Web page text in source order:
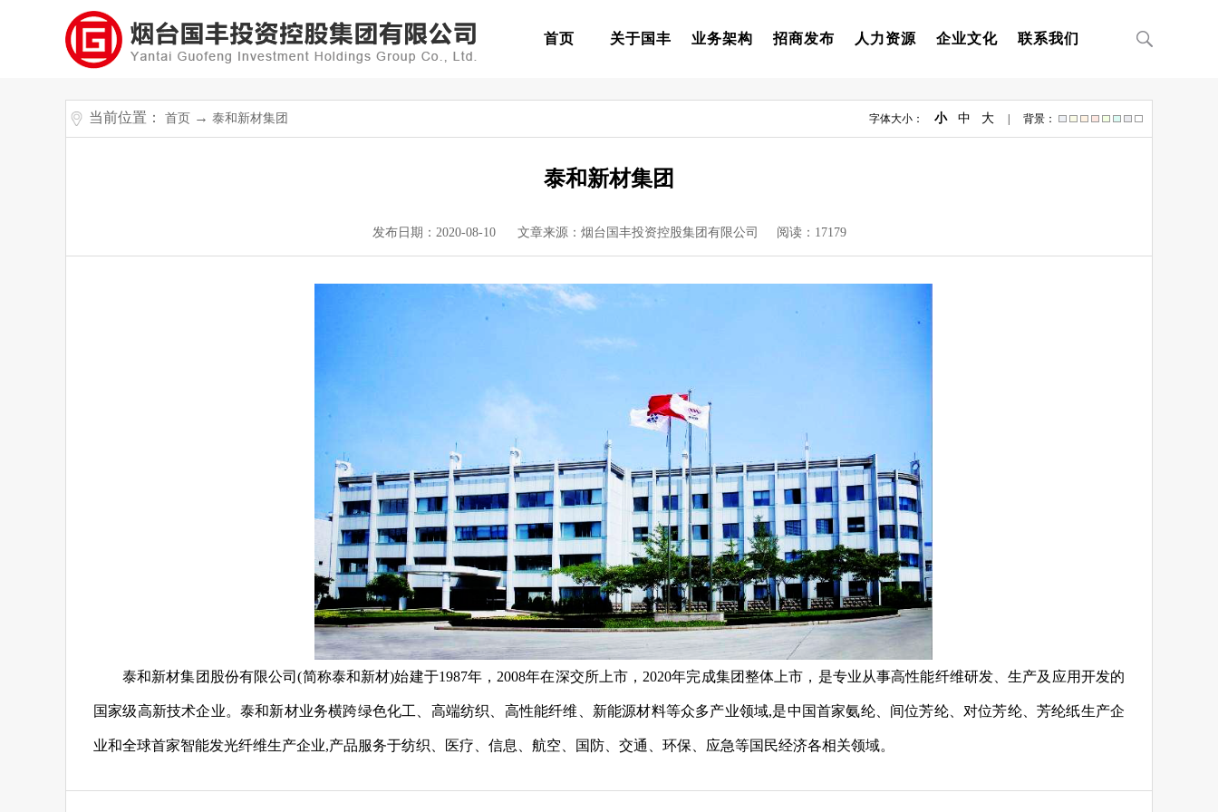
首页 关于国丰 业务架构 招商发布 人力资源 企业文化 联系我们
当前位置： 首页 → 泰和新材集团 字体大小： 小 中 大 | 背景：
泰和新材集团
发布日期：2020-08-10 文章来源：烟台国丰投资控股集团有限公司 阅读： 17179
泰和新材集团股份有限公司(简称泰和新材)始建于1987年，2008年在深交所上市，2020年完成集团整体上市，是专业从事高性能纤维研发、生产及应用开发的
国家级高新技术企业。泰和新材业务横跨绿色化工、高端纺织、高性能纤维、新能源材料等众多产业领域,是中国首家氨纶、间位芳纶、对位芳纶、芳纶纸生产企
业和全球首家智能发光纤维生产企业,产品服务于纺织、医疗、信息、航空、国防、交通、环保、应急等国民经济各相关领域。